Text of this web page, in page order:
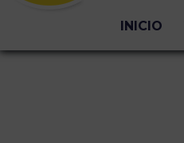
INICIO